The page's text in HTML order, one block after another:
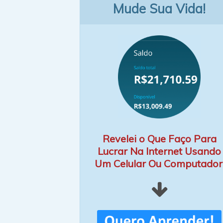
Mude Sua Vida!
Revelei o Que Faço Para
Lucrar Na Internet Usando
Um Celular Ou